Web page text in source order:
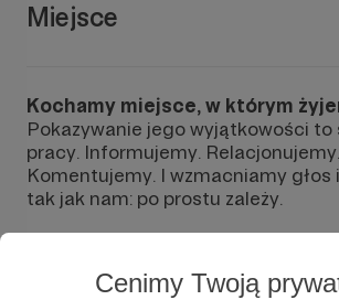
Cenimy Twoją
Miejsce
Kochamy miejsce, w którym
Pokazywanie jego wyjątkowości to
pracy. Informujemy. Relacjonujemy.
Komentujemy. I wzmacniamy głos
tak jak nam: po prostu zależy.
To co robimy, to dla nas nie tylko
zmiany społecznej. Do dialogu i